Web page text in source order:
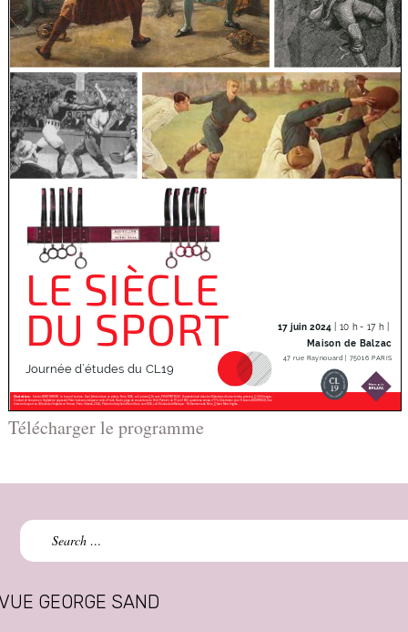
Télécharger le programme
Search
for:
GEORGE SAND